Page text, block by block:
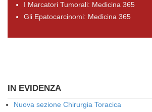
I Marcatori Tumorali: Medicina 365
Gli Epatocarcinomi: Medicina 365
IN EVIDENZA
Nuova sezione Chirurgia Toracica